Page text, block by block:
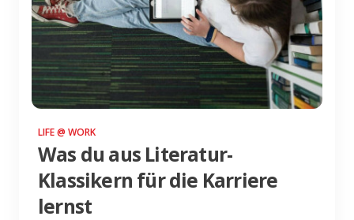
LIFE @ WORK
Was du aus Literatur-
Klassikern für die Karriere
lernst